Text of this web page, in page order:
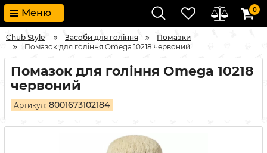
Меню 0
Chub Style Засоби для гоління
Помазки
Помазок для гоління Omega 10218 червоний
Помазок для гоління Omega 10218
червоний
Артикул: 8001673102184